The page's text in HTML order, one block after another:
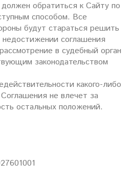
обратиться к Сайту по
способом. Все
будут стараться решить
соглашения
в судебный орган
законодательством
какого-либо
не влечет за
остальных положений.